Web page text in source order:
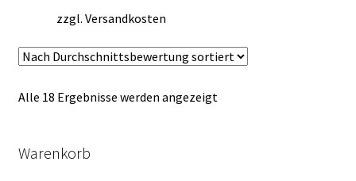
zzgl. Versandkosten
Alle 18 Ergebnisse werden angezeigtNach
Warenkorb